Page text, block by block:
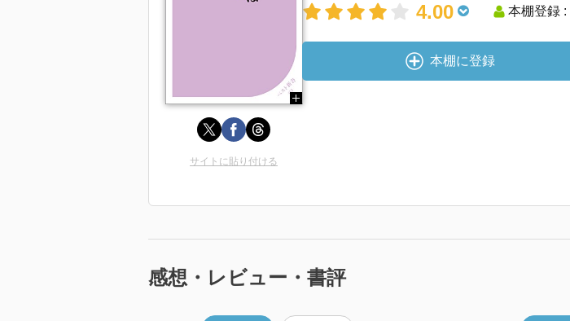
4.00 本棚登録 :
本棚に登録
サイトに貼り付ける
感想・レビュー・書評